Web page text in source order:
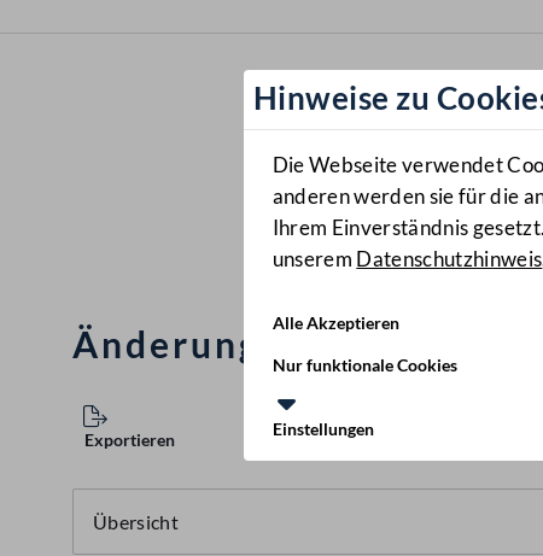
Hinweise zu
Die Webseite verwendet
anderen werden sie für die
Ihrem Einverständnis
unserem Datenschutzhinweis
Alle Akzeptieren
Nur funktionale Cookies
Einstellungen
Änderung des
Exportieren